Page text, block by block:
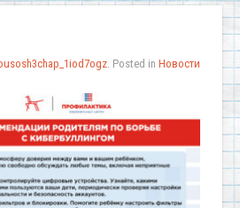
. Posted in Новости